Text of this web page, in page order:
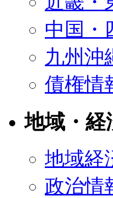
中国・
九州沖
債権情
地域・経
地域経
政治情